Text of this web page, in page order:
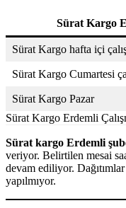
Sürat Kargo
Sürat Kargo hafta içi
Sürat Kargo Cumartesi
Sürat Kargo Pazar
Sürat Kargo Erdemli
Sürat kargo Erdemli
veriyor. Belirtilen mesai
devam ediliyor.
yapılmıyor.